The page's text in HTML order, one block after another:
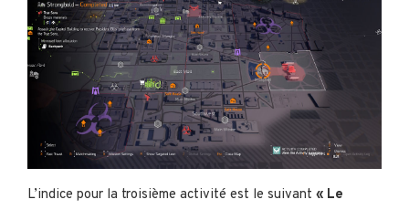
L’indice pour la troisième activité est le suivant « Le